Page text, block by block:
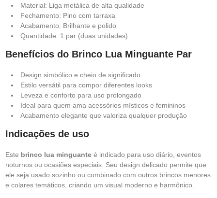
Material: Liga metálica de alta qualidade
Fechamento: Pino com tarraxa
Acabamento: Brilhante e polido
Quantidade: 1 par (duas unidades)
Benefícios do Brinco Lua Minguante Par
Design simbólico e cheio de significado
Estilo versátil para compor diferentes looks
Leveza e conforto para uso prolongado
Ideal para quem ama acessórios místicos e femininos
Acabamento elegante que valoriza qualquer produção
Indicações de uso
Este brinco lua minguante é indicado para uso diário, eventos
noturnos ou ocasiões especiais. Seu design delicado permite que
ele seja usado sozinho ou combinado com outros brincos menores
e colares temáticos, criando um visual moderno e harmônico.